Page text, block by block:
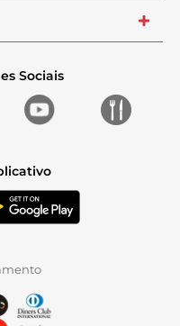
+
Sociais